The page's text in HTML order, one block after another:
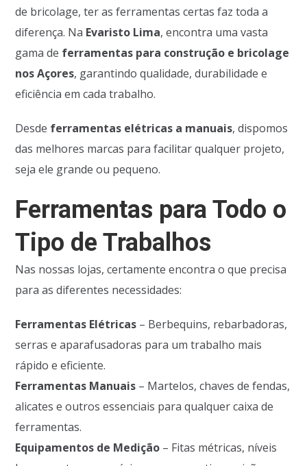
de bricolage, ter as ferramentas certas faz toda a
diferença. Na Evaristo Lima, encontra uma vasta
gama de ferramentas para construção e bricolage
nos Açores, garantindo qualidade, durabilidade e
eficiência em cada trabalho.
Desde ferramentas elétricas a manuais, dispomos
das melhores marcas para facilitar qualquer projeto,
seja ele grande ou pequeno.
Ferramentas para Todo o
Tipo de Trabalhos
Nas nossas lojas, certamente encontra o que precisa
para as diferentes necessidades:
Ferramentas Elétricas – Berbequins, rebarbadoras,
serras e aparafusadoras para um trabalho mais
rápido e eficiente.
Ferramentas Manuais – Martelos, chaves de fendas,
alicates e outros essenciais para qualquer caixa de
ferramentas.
Equipamentos de Medição – Fitas métricas, níveis